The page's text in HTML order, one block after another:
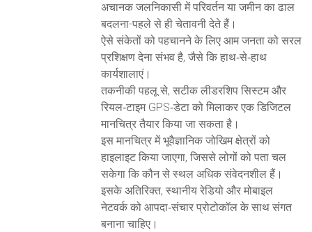
अचानक जलनिकासी में परिवर्तन या जमीन का ढाल
बदलना-पहले से ही चेतावनी देते हैं।
ऐसे संकेतों को पहचानने के लिए आम जनता को सरल
प्रशिक्षण देना संभव है, जैसे कि हाथ‑से‑हाथ
कार्यशालाएं।
तकनीकी पहलू से, सटीक लीडरशिप सिस्टम और
रियल‑टाइम GPS‑डेटा को मिलाकर एक डिजिटल
मानचित्र तैयार किया जा सकता है।
इस मानचित्र में भूवैज्ञानिक जोखिम क्षेत्रों को
हाइलाइट किया जाएगा, जिससे लोगों को पता चल
सकेगा कि कौन से स्थल अधिक संवेदनशील हैं।
इसके अतिरिक्त, स्थानीय रेडियो और मोबाइल
नेटवर्क को आपदा‑संचार प्रोटोकॉल के साथ संगत
बनाना चाहिए।